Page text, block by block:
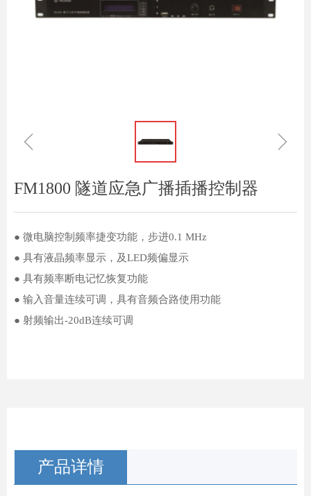
ꁆ ꁇ
FM1800 隧道应急广播插播控制器
● 微电脑控制频率捷变功能，步进0.1 MHz
● 具有液晶频率显示，及LED频偏显示
● 具有频率断电记忆恢复功能
● 输入音量连续可调，具有音频合路使用功能
● 射频输出-20dB连续可调
产品详情